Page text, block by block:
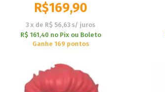
R$169,90
3 x de R$ 56,63 s/ juros
R$ 161,40 no Pix ou Boleto
Ganhe 169 pontos